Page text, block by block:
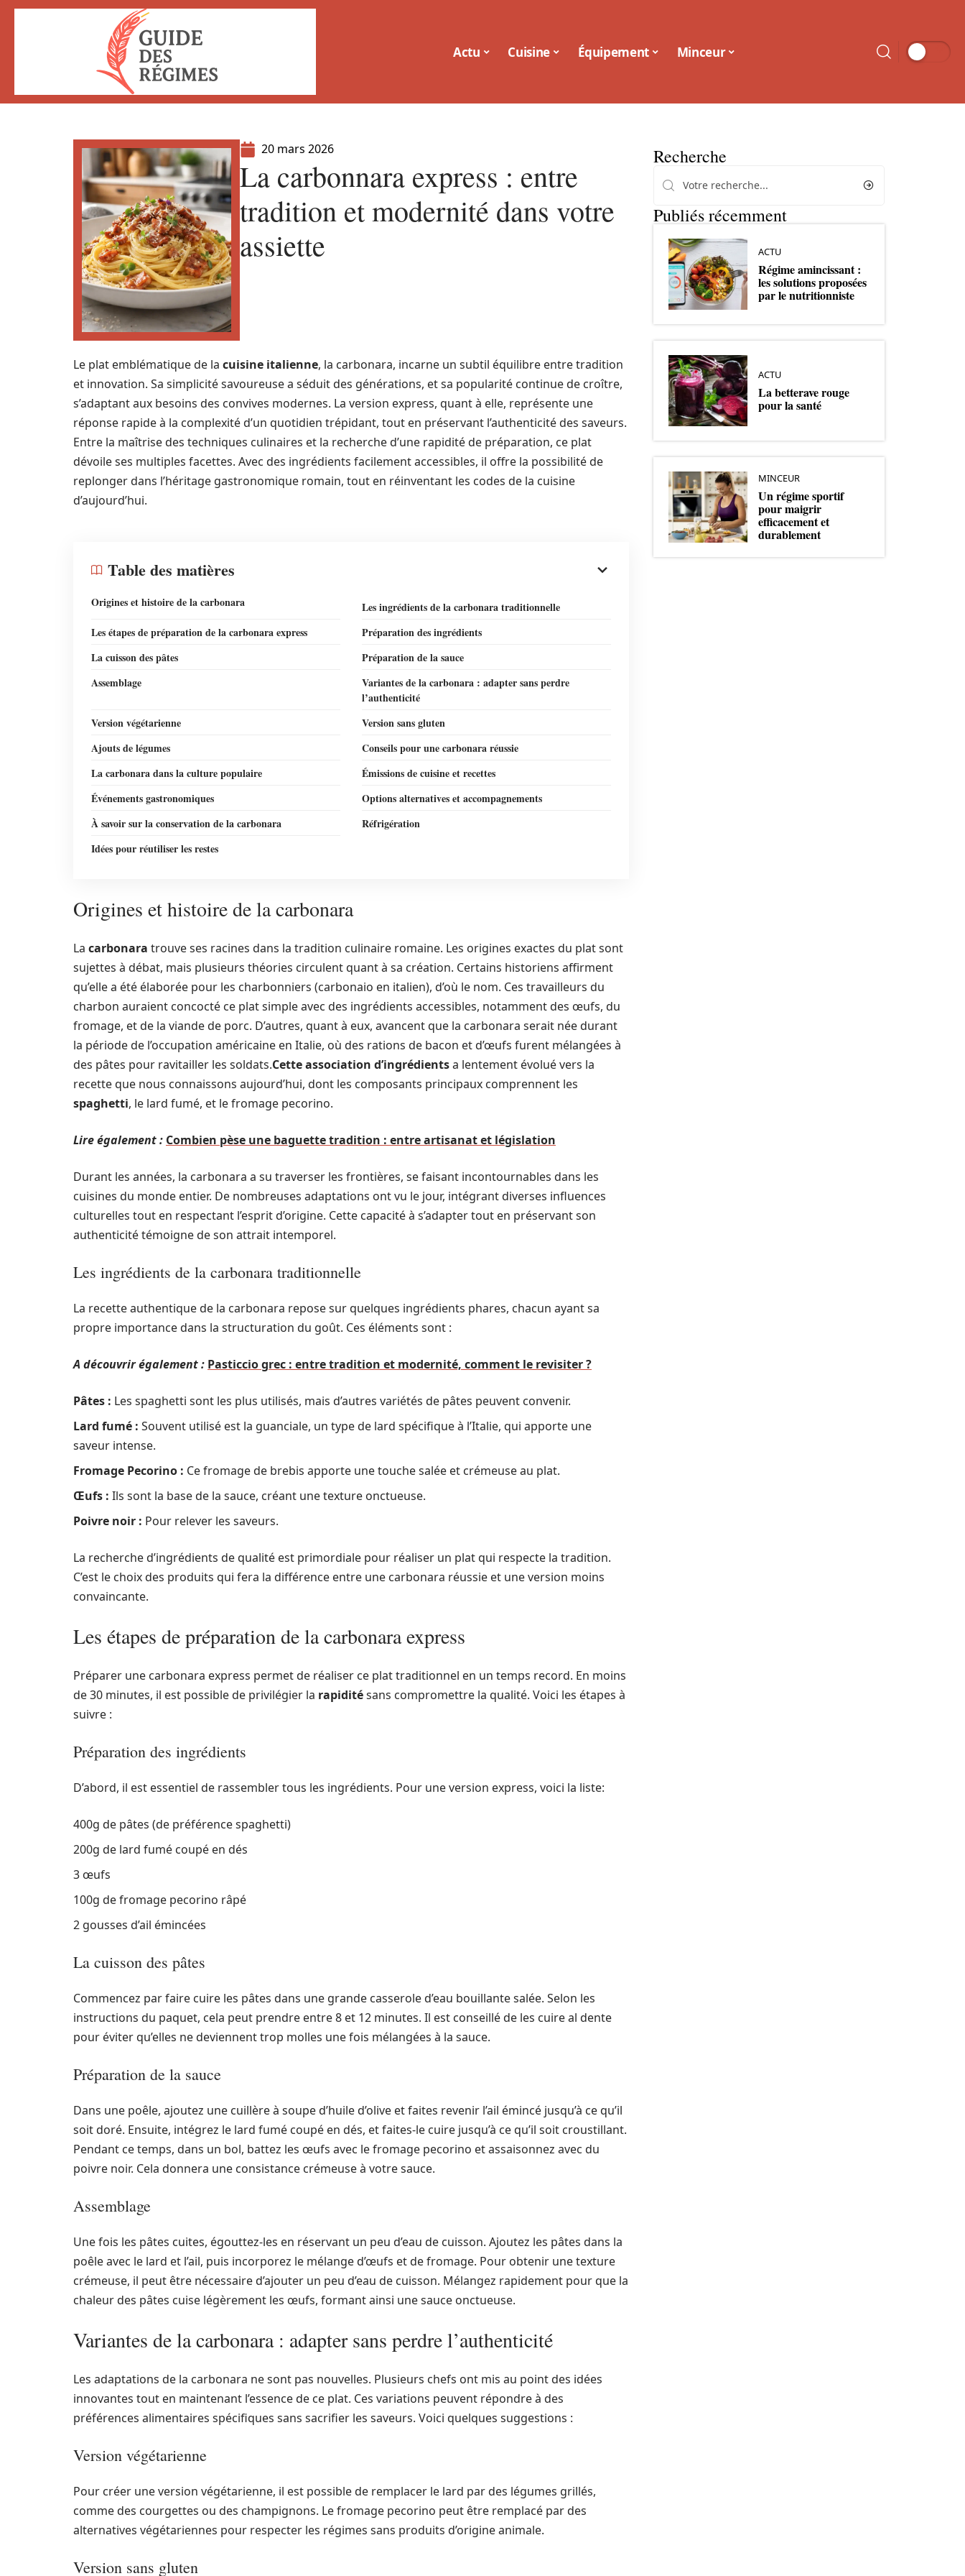
Actu Cuisine Équipement Minceur
20 mars 2026
La carbonnara express : entre
tradition et modernité dans votre
assiette
Le plat emblématique de la cuisine italienne, la carbonara, incarne un subtil équilibre entre tradition
et innovation. Sa simplicité savoureuse a séduit des générations, et sa popularité continue de croître,
s’adaptant aux besoins des convives modernes. La version express, quant à elle, représente une
réponse rapide à la complexité d’un quotidien trépidant, tout en préservant l’authenticité des saveurs.
Entre la maîtrise des techniques culinaires et la recherche d’une rapidité de préparation, ce plat
dévoile ses multiples facettes. Avec des ingrédients facilement accessibles, il offre la possibilité de
replonger dans l’héritage gastronomique romain, tout en réinventant les codes de la cuisine
d’aujourd’hui.
Table des matières
Origines et histoire de la carbonara
Les ingrédients de la carbonara traditionnelle
Les étapes de préparation de la carbonara express
Préparation des ingrédients
La cuisson des pâtes
Préparation de la sauce
Assemblage
Variantes de la carbonara : adapter sans perdre
l’authenticité
Version végétarienne
Version sans gluten
Ajouts de légumes
Conseils pour une carbonara réussie
La carbonara dans la culture populaire
Émissions de cuisine et recettes
Événements gastronomiques
Options alternatives et accompagnements
À savoir sur la conservation de la carbonara
Réfrigération
Idées pour réutiliser les restes
Origines et histoire de la carbonara
La carbonara trouve ses racines dans la tradition culinaire romaine. Les origines exactes du plat sont
sujettes à débat, mais plusieurs théories circulent quant à sa création. Certains historiens affirment
qu’elle a été élaborée pour les charbonniers (carbonaio en italien), d’où le nom. Ces travailleurs du
charbon auraient concocté ce plat simple avec des ingrédients accessibles, notamment des œufs, du
fromage, et de la viande de porc. D’autres, quant à eux, avancent que la carbonara serait née durant
la période de l’occupation américaine en Italie, où des rations de bacon et d’œufs furent mélangées à
des pâtes pour ravitailler les soldats.Cette association d’ingrédientsa lentement évolué vers la
recette que nous connaissons aujourd’hui, dont les composants principaux comprennent les
spaghetti, le lard fumé, et le fromage pecorino.
Lire également : Combien pèse une baguette tradition : entre artisanat et législation
Durant les années, la carbonara a su traverser les frontières, se faisant incontournables dans les
cuisines du monde entier. De nombreuses adaptations ont vu le jour, intégrant diverses influences
culturelles tout en respectant l’esprit d’origine. Cette capacité à s’adapter tout en préservant son
authenticité témoigne de son attrait intemporel.
Les ingrédients de la carbonara traditionnelle
La recette authentique de la carbonara repose sur quelques ingrédients phares, chacun ayant sa
propre importance dans la structuration du goût. Ces éléments sont :
A découvrir également : Pasticcio grec : entre tradition et modernité, comment le revisiter ?
Pâtes : Les spaghetti sont les plus utilisés, mais d’autres variétés de pâtes peuvent convenir.
Lard fumé : Souvent utilisé est la guanciale, un type de lard spécifique à l’Italie, qui apporte une
saveur intense.
Fromage Pecorino : Ce fromage de brebis apporte une touche salée et crémeuse au plat.
Œufs : Ils sont la base de la sauce, créant une texture onctueuse.
Poivre noir : Pour relever les saveurs.
La recherche d’ingrédients de qualité est primordiale pour réaliser un plat qui respecte la tradition.
C’est le choix des produits qui fera la différence entre une carbonara réussie et une version moins
convaincante.
Les étapes de préparation de la carbonara express
Préparer une carbonara express permet de réaliser ce plat traditionnel en un temps record. En moins
de 30 minutes, il est possible de privilégier la rapiditésans compromettre la qualité. Voici les étapes à
suivre :
Préparation des ingrédients
D’abord, il est essentiel de rassembler tous les ingrédients. Pour une version express, voici la liste:
400g de pâtes (de préférence spaghetti)
200g de lard fumé coupé en dés
3 œufs
100g de fromage pecorino râpé
2 gousses d’ail émincées
La cuisson des pâtes
Commencez par faire cuire les pâtes dans une grande casserole d’eau bouillante salée. Selon les
instructions du paquet, cela peut prendre entre 8 et 12 minutes. Il est conseillé de les cuire al dente
pour éviter qu’elles ne deviennent trop molles une fois mélangées à la sauce.
Préparation de la sauce
Dans une poêle, ajoutez une cuillère à soupe d’huile d’olive et faites revenir l’ail émincé jusqu’à ce qu’il
soit doré. Ensuite, intégrez le lard fumé coupé en dés, et faites-le cuire jusqu’à ce qu’il soit croustillant.
Pendant ce temps, dans un bol, battez les œufs avec le fromage pecorino et assaisonnez avec du
poivre noir. Cela donnera une consistance crémeuse à votre sauce.
Assemblage
Une fois les pâtes cuites, égouttez-les en réservant un peu d’eau de cuisson. Ajoutez les pâtes dans la
poêle avec le lard et l’ail, puis incorporez le mélange d’œufs et de fromage. Pour obtenir une texture
crémeuse, il peut être nécessaire d’ajouter un peu d’eau de cuisson. Mélangez rapidement pour que la
chaleur des pâtes cuise légèrement les œufs, formant ainsi une sauce onctueuse.
Variantes de la carbonara : adapter sans perdre l’authenticité
Les adaptations de la carbonara ne sont pas nouvelles. Plusieurs chefs ont mis au point des idées
innovantes tout en maintenant l’essence de ce plat. Ces variations peuvent répondre à des
préférences alimentaires spécifiques sans sacrifier les saveurs. Voici quelques suggestions :
Version végétarienne
Pour créer une version végétarienne, il est possible de remplacer le lard par des légumes grillés,
comme des courgettes ou des champignons. Le fromage pecorino peut être remplacé par des
alternatives végétariennes pour respecter les régimes sans produits d’origine animale.
Version sans gluten
Recherche
Publiés récemment
ACTU
Régime amincissant :
les solutions proposées
par le nutritionniste
ACTU
La betterave rouge
pour la santé
MINCEUR
Un régime sportif
pour maigrir
efficacement et
durablement